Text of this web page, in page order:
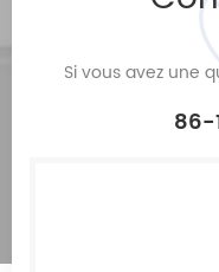
Si vous avez une
86-